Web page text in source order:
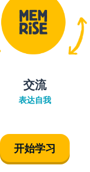
交流
表达自我
开始学习